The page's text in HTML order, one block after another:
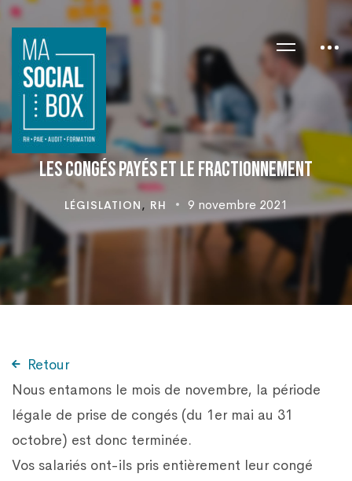
Les congés payés et le fractionnement
LÉGISLATION, RH 9 novembre 2021
Retour
Nous entamons le mois de novembre, la période
légale de prise de congés (du 1er mai au 31
octobre) est donc terminée.
Vos salariés ont-ils pris entièrement leur congé